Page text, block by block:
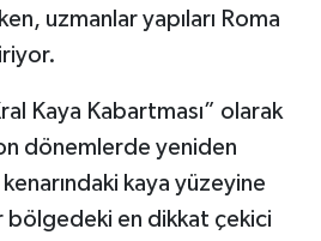
uzmanlar yapıları Roma
Kaya Kabartması” olarak
dönemlerde yeniden
kaya yüzeyine
bölgedeki en dikkat çekici